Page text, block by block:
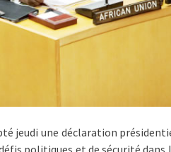
jeudi une déclaration